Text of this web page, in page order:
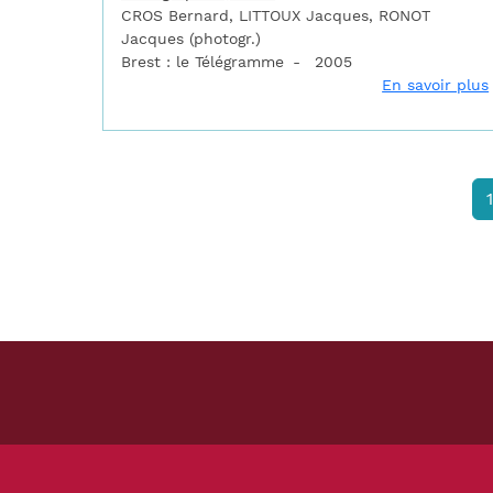
CROS Bernard, LITTOUX Jacques, RONOT
Jacques (photogr.)
Brest : le Télégramme
2005
En savoir plus
1